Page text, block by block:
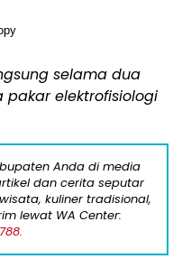
selama dua
pakar elektrofisiologi
Anda di media
dan cerita seputar
kuliner tradisional,
lewat WA Center: